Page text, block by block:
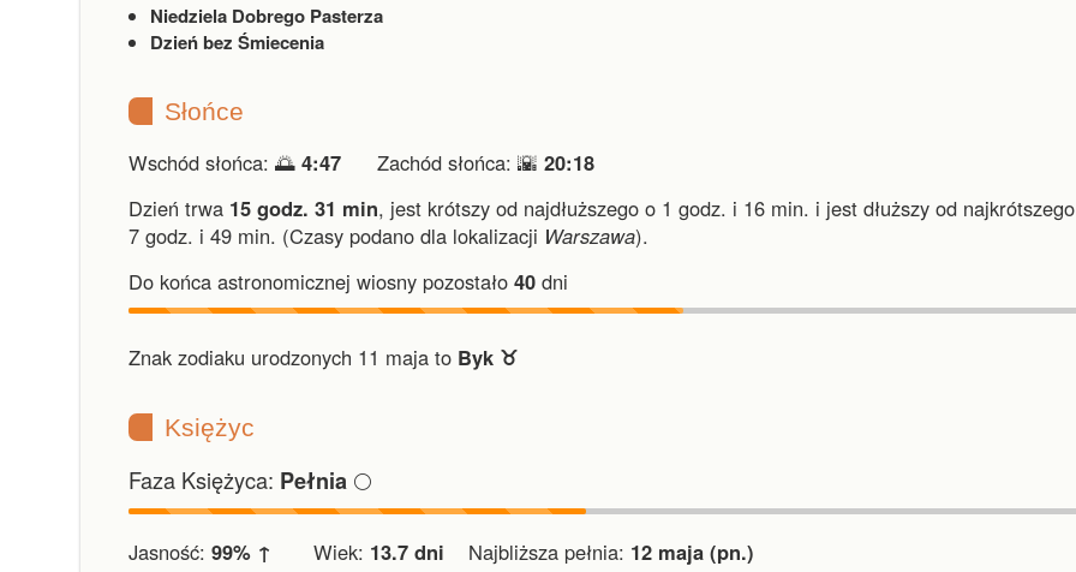
Niedziela Dobrego Pasterza
Dzień bez Śmiecenia
Słońce
Wschód słońca: 🌅 4:47 Zachód słońca: 🌇 20:18
Dzień trwa 15 godz. 31 min, jest krótszy od najdłuższego o 1 godz. i 16 min. i jest dłuższy od
7 godz. i 49 min. (Czasy podano dla lokalizacji Warszawa).
Do końca astronomicznej wiosny pozostało 40 dni
Znak zodiaku urodzonych 11 maja to Byk ♉︎
Księżyc
Faza Księżyca: Pełnia 🌕
Jasność: 99% ↑ Wiek: 13.7 dni Najbliższa pełnia: 12 maja (pn.)